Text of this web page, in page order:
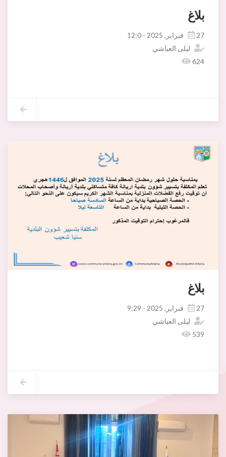
بلاغ
27 فبراير, 2025 - 12:0
ليلى العياشي
624
بلاغ
27 فبراير, 2025 - 9:29
ليلى العياشي
539